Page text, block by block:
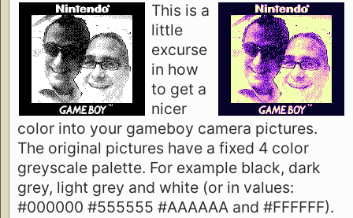
This is a
little
excurse
in how
to get a
nicer
color into your gameboy camera pictures.
The original pictures have a fixed 4 color
greyscale palette. For example black, dark
grey, light grey and white (or in values:
#000000 #555555 #AAAAAA and #FFFFFF).